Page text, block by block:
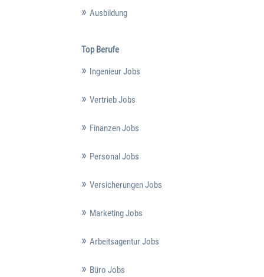
Ausbildung
Top Berufe
Ingenieur Jobs
Vertrieb Jobs
Finanzen Jobs
Personal Jobs
Versicherungen Jobs
Marketing Jobs
Arbeitsagentur Jobs
Büro Jobs